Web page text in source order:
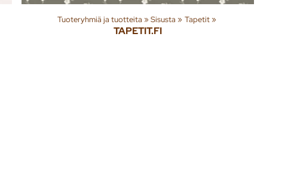
Tuoteryhmiä ja tuotteita ‪»Sisusta ‪» Tapetit‪»
TAPETIT.FI